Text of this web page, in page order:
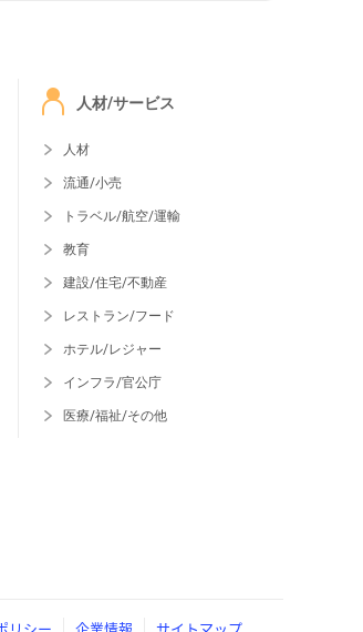
人材/サービス
人材
流通/小売
トラベル/航空/運輸
教育
建設/住宅/不動産
レストラン/フード
ホテル/レジャー
インフラ/官公庁
医療/福祉/その他